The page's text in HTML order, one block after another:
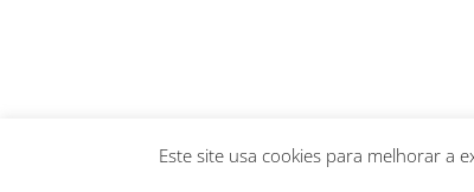
© 2019 C. & V. Electrónica, Lda. -
Este site usa cookies para melhorar a